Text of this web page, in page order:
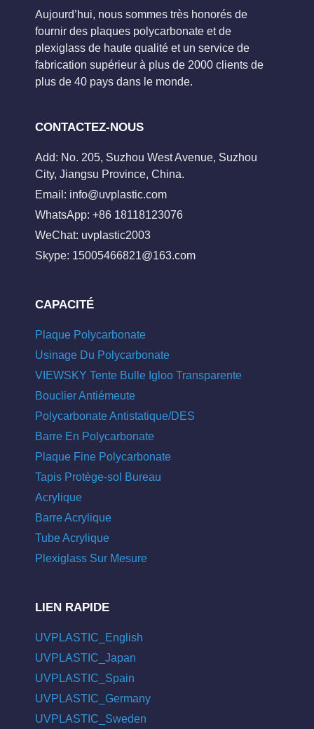
Aujourd’hui, nous sommes très honorés de
fournir des plaques polycarbonate et de
plexiglass de haute qualité et un service de
fabrication supérieur à plus de 2000 clients de
plus de 40 pays dans le monde.
CONTACTEZ-NOUS
Add: No. 205, Suzhou West Avenue, Suzhou
City, Jiangsu Province, China.
Email: info@uvplastic.com
WhatsApp: +86 18118123076
WeChat: uvplastic2003
Skype: 15005466821@163.com
CAPACITÉ
Plaque Polycarbonate
Usinage Du Polycarbonate
VIEWSKY Tente Bulle Igloo Transparente
Bouclier Antiémeute
Polycarbonate Antistatique/DES
Barre En Polycarbonate
Plaque Fine Polycarbonate
Tapis Protège-sol Bureau
Acrylique
Barre Acrylique
Tube Acrylique
Plexiglass Sur Mesure
LIEN RAPIDE
UVPLASTIC_English
UVPLASTIC_Japan
UVPLASTIC_Spain
UVPLASTIC_Germany
UVPLASTIC_Sweden